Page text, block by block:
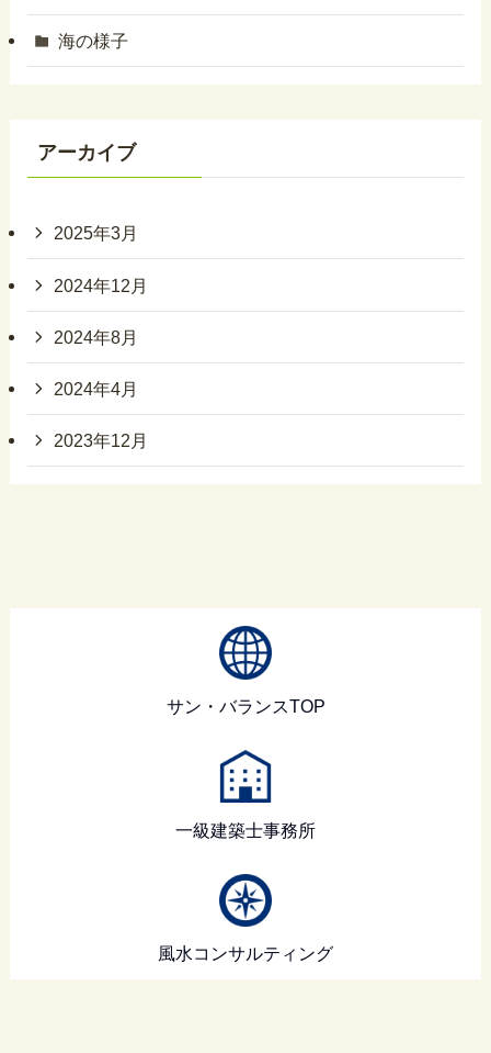
海の様子
アーカイブ
2025年3月
2024年12月
2024年8月
2024年4月
2023年12月
サン・バランスTOP
一級建築士事務所
風水コンサルティング